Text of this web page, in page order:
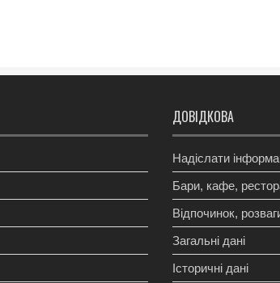
ДОВІДКОВА
Надіслати
Бари, кафе,
Відпочинок,
Загальні дані
Історичні дані